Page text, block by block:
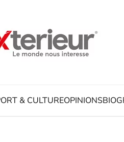
& CULTUREOPINIONS